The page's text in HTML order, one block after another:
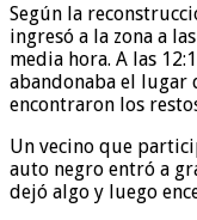
Según la
ingresó a la zona a
media hora. A las
abandonaba el lugar
encontraron los
Un vecino que
auto negro entró a
dejó algo y luego